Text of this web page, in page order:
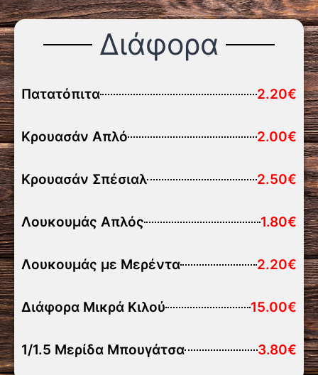
Διάφορα
Πατατόπιτα 2.20€
Κρουασάν Απλό 2.00€
Κρουασάν Σπέσιαλ 2.50€
Λουκουμάς Απλός 1.80€
Λουκουμάς με Μερέντα 2.20€
Διάφορα Μικρά Κιλού 15.00€
1/1.5 Μερίδα Μπουγάτσα 3.80€